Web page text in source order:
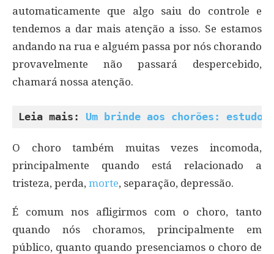
automaticamente que algo saiu do controle e
tendemos a dar mais atenção a isso. Se estamos
andando na rua e alguém passa por nós chorando
provavelmente não passará despercebido,
chamará nossa atenção.
Leia mais: Um brinde aos chorões:
O choro também muitas vezes incomoda,
principalmente quando está relacionado a
tristeza, perda, morte, separação, depressão.
É comum nos afligirmos com o choro, tanto
quando nós choramos, principalmente em
público, quanto quando presenciamos o choro de